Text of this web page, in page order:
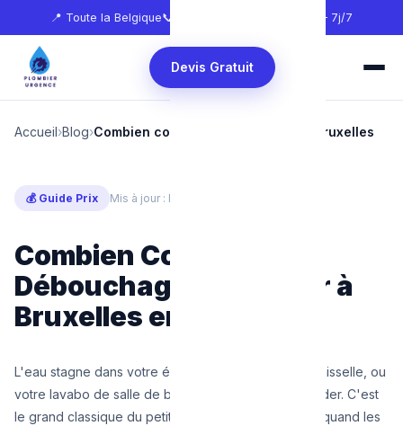
📍 Toute la Belgique📞 🕐 24h/24 — 7j/7
Devis Gratuit
Accueil›Blog›Combien coûte débouchage évier Bruxelles
💰 Guide Prix Mis à jour : Mars 2025
Combien Coûte le
Débouchage d'un Évier à
Bruxelles en 2025 ?
L'eau stagne dans votre évier de cuisine après la vaisselle, ou
votre lavabo de salle de bain met 10 minutes à se vider. C'est
le grand classique du petit tracas domestique. Mais quand les